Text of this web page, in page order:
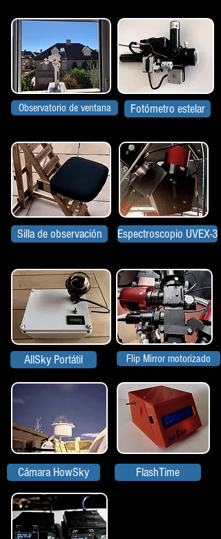
Observatorio de ventana Fotómetro estelar
Silla de observación Espectroscopio UVEX-3
AllSky Portátil Flip Mirror motorizado
Cámara HowSky FlashTime